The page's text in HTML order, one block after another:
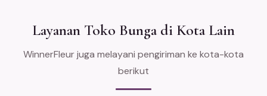
Layanan Toko Bunga di Kota Lain
WinnerFleur juga melayani pengiriman ke kota-kota
berikut